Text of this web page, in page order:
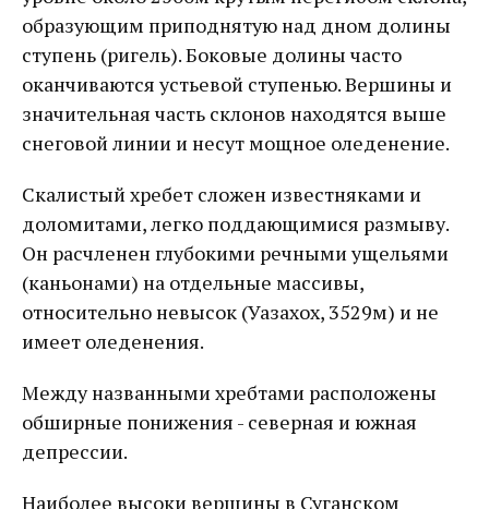
образующим приподнятую над дном долины
ступень (ригель). Боковые долины часто
оканчиваются устьевой ступенью. Вершины и
значительная часть склонов находятся выше
снеговой линии и несут мощное оледенение.
Скалистый хребет сложен известняками и
доломитами, легко поддающимися размыву.
Он расчленен глубокими речными ущельями
(каньонами) на отдельные массивы,
относительно невысок (Уазахох, 3529м) и не
имеет оледенения.
Между названными хребтами расположены
обширные понижения - северная и южная
депрессии.
Наиболее высоки вершины в Суганском